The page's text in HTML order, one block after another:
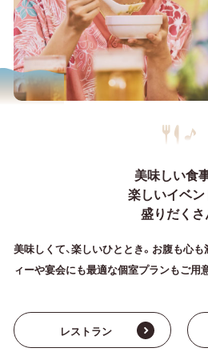
美味しい食
楽しいイベ
盛りだく
美味しくて、楽しいひととき。お腹も心
ィーや宴会にも最適な個室プランもご用
レストラン